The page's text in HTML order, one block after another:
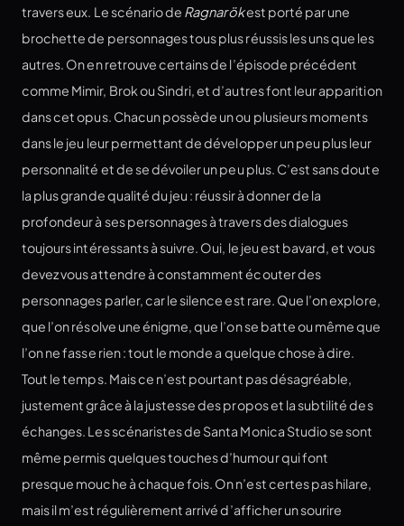
travers eux. Le scénario de Ragnarökest porté par une
brochette de personnages tous plus réussis les uns que les
autres. On en retrouve certains de l’épisode précédent
comme Mimir, Brok ou Sindri, et d’autres font leur apparition
dans cet opus. Chacun possède un ou plusieurs moments
dans le jeu leur permettant de développer un peu plus leur
personnalité et de se dévoiler un peu plus. C’est sans doute
la plus grande qualité du jeu : réussir à donner de la
profondeur à ses personnages à travers des dialogues
toujours intéressants à suivre. Oui, le jeu est bavard, et vous
devez vous attendre à constamment écouter des
personnages parler, car le silence est rare. Que l’on explore,
que l’on résolve une énigme, que l’on se batte ou même que
l’on ne fasse rien : tout le monde a quelque chose à dire.
Tout le temps. Mais ce n’est pourtant pas désagréable,
justement grâce à la justesse des propos et la subtilité des
échanges. Les scénaristes de Santa Monica Studio se sont
même permis quelques touches d’humour qui font
presque mouche à chaque fois. On n’est certes pas hilare,
mais il m’est régulièrement arrivé d’afficher un sourire